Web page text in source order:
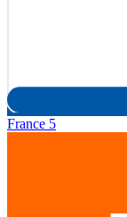
France 5